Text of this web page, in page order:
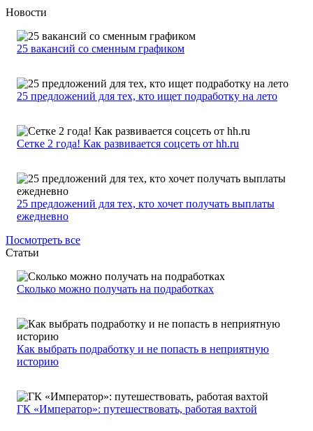
Новости
25 вакансий со сменным графиком
25 предложений для тех, кто ищет подработку на лето
Сетке 2 года! Как развивается соцсеть от hh.ru
25 предложений для тех, кто хочет получать выплаты
ежедневно
Посмотреть все
Статьи
Сколько можно получать на подработках
Как выбрать подработку и не попасть в неприятную
историю
ГК «Император»: путешествовать, работая вахтой